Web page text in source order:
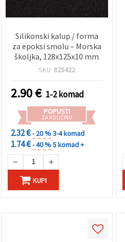
Silikonski kalup / forma
za epoksi smolu – Morska
školjka, 128x125x10 mm
SKU: 825422
2.90€ 1-2 komad
POPUSTI
ZA KOLIČINU
2.32 €- 20 %3-4 komad
1.74 €- 40 %5 komad +
KUPI